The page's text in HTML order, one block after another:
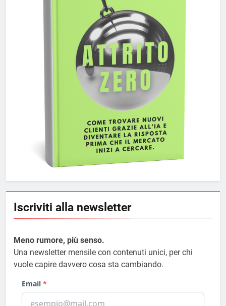
Iscriviti alla newsletter
Meno rumore, più senso.
Una newsletter mensile con contenuti unici, per chi
vuole capire davvero cosa sta cambiando.